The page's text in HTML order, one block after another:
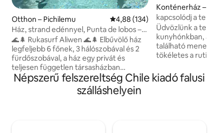
Otthon – Pichilemu Átlagos értékelés: 5/4,88, 134
4,88 (134)
Ház, strand edénnyel, Punta de lobos –
Rukasurf.
🌊🌲 Rukasurf Aliwen 🌊🌲 Elbűvölő ház
legfeljebb 6 főnek, 3 hálószobával és 2
fürdőszobával, a ház egy privát és
teljesen független társasházban
található, ideális családoknak és
háziállatoknak. A természet által
körülvett, a Punta de Lobos strandtól
Konténerház –
kapcsolódj a
Üdvözlünk a
kunyhónkban, a
található
tökéletes a rutin
dallamára. Pihenj
Népszerű felszereltség Chile kiadó falusi
szálláshelyein